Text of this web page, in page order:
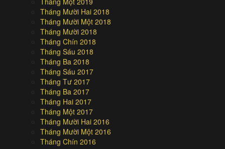
Tháng Mười Hai 2018
Tháng Mười Một 2018
Tháng Mười 2018
Tháng Chín 2018
Tháng Sáu 2018
Tháng Ba 2018
Tháng Sáu 2017
Tháng Tư 2017
Tháng Ba 2017
Tháng Hai 2017
Tháng Một 2017
Tháng Mười Hai 2016
Tháng Mười Một 2016
Tháng Chín 2016